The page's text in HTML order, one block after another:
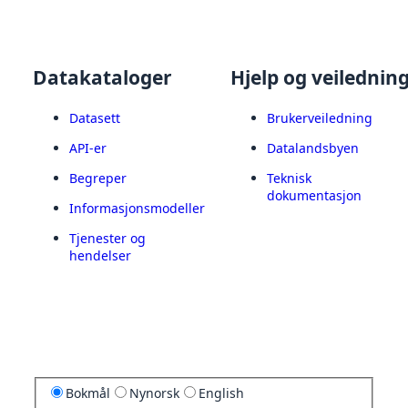
Datakataloger
Datasett
API-er
Begreper
Informasjonsmodeller
Tjenester og
hendelser
Hjelp og
Brukerveiledning
Datalandsbyen
Teknisk
dokumentasjon
Bokmål Nynorsk English